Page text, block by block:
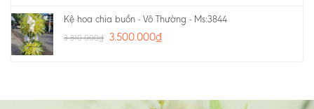
Kệ hoa chia buồn - Vô Thường - Ms:3844
3.810.000₫ 3.500.000₫